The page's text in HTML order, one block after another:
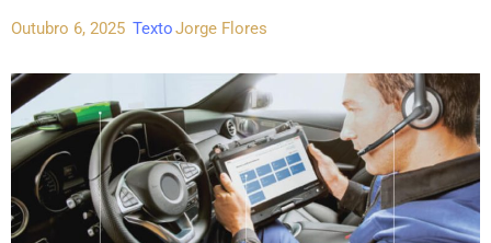
Outubro 6, 2025 TextoJorge Flores